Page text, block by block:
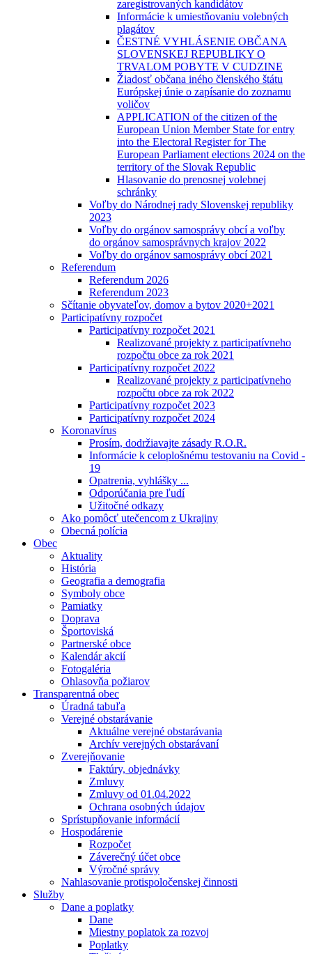
zaregistrovaných kandidátov
Informácie k umiestňovaniu volebných
plagátov
ČESTNÉ VYHLÁSENIE OBČANA
SLOVENSKEJ REPUBLIKY O
TRVALOM POBYTE V CUDZINE
Žiadosť občana iného členského štátu
Európskej únie o zapísanie do zoznamu
voličov
APPLICATION of the citizen of the
European Union Member State for entry
into the Electoral Register for The
European Parliament elections 2024 on the
territory of the Slovak Republic
Hlasovanie do prenosnej volebnej
schránky
Voľby do Národnej rady Slovenskej republiky
2023
Voľby do orgánov samosprávy obcí a voľby
do orgánov samosprávnych krajov 2022
Voľby do orgánov samosprávy obcí 2021
Referendum
Referendum 2026
Referendum 2023
Sčítanie obyvateľov, domov a bytov 2020+2021
Participatívny rozpočet
Participatívny rozpočet 2021
Realizované projekty z participatívneho
rozpočtu obce za rok 2021
Participatívny rozpočet 2022
Realizované projekty z participatívneho
rozpočtu obce za rok 2022
Participatívny rozpočet 2023
Participatívny rozpočet 2024
Koronavírus
Prosím, dodržiavajte zásady R.O.R.
Informácie k celoplošnému testovaniu na Covid -
19
Opatrenia, vyhlášky ...
Odporúčania pre ľudí
Užitočné odkazy
Ako pomôcť utečencom z Ukrajiny
Obecná polícia
Obec
Aktuality
História
Geografia a demografia
Symboly obce
Pamiatky
Doprava
Športoviská
Partnerské obce
Kalendár akcií
Fotogaléria
Ohlasovňa požiarov
Transparentná obec
Úradná tabuľa
Verejné obstarávanie
Aktuálne verejné obstarávania
Archív verejných obstarávaní
Zverejňovanie
Faktúry, objednávky
Zmluvy
Zmluvy od 01.04.2022
Ochrana osobných údajov
Sprístupňovanie informácií
Hospodárenie
Rozpočet
Záverečný účet obce
Výročné správy
Nahlasovanie protispoločenskej činnosti
Služby
Dane a poplatky
Dane
Miestny poplatok za rozvoj
Poplatky